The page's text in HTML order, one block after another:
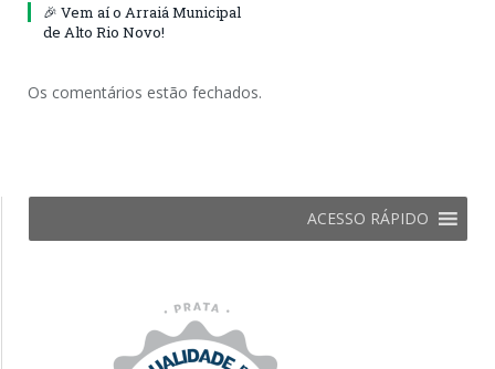
🎉 Vem aí o Arraiá Municipal
de Alto Rio Novo!
Os comentários estão fechados.
ACESSO RÁPIDO